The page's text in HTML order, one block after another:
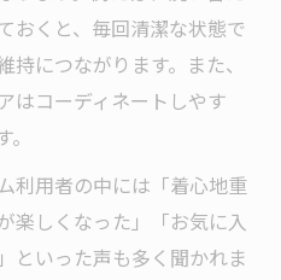
おくと、毎回清潔な状態で
につながります。また、
はコーディネートしやす
利用者の中には「着心地重
楽しくなった」「お気に入
といった声も多く聞かれま